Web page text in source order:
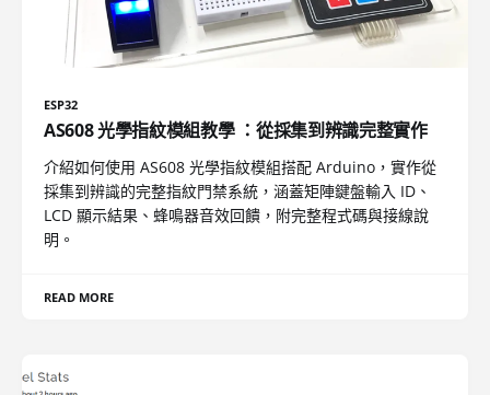
ESP32
AS608 光學指紋模組教學 ：從採集到辨識完整實作
介紹如何使用 AS608 光學指紋模組搭配 Arduino，實作從
採集到辨識的完整指紋門禁系統，涵蓋矩陣鍵盤輸入 ID、
LCD 顯示結果、蜂鳴器音效回饋，附完整程式碼與接線說
明。
READ MORE